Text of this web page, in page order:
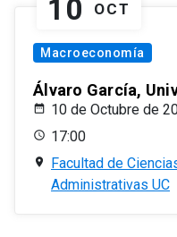
10 OCT
Macroeconomía
Álvaro García,
10 de Octubre de
17:00
Facultad de
Administrativas UC